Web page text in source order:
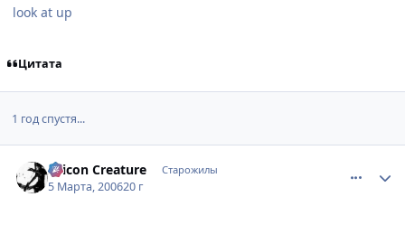
look at up
Цитата
1 год спустя...
Silicon Creature Старожилы
5 Марта, 200620 г